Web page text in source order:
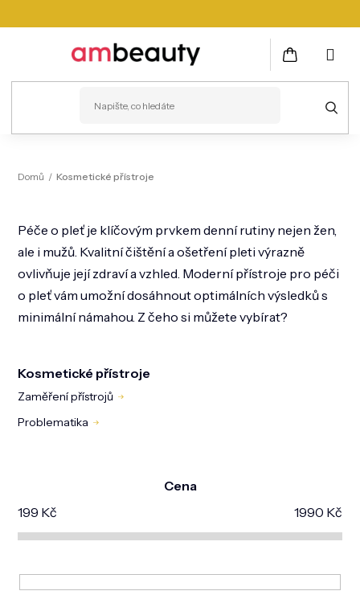
na
NÁKUPNÍ
KOŠÍK
ZDRAVÍ
KOSMETICKÉ PŘÍSTROJE
TĚLO
DOMÁCNOST
ZNAČKY
Domů / Kosmetické přístroje
Kosmetické přístroje
Péče o pleť je klíčovým prvkem denní rutiny nejen žen,
ale i mužů. Kvalitní čištění a ošetření pleti výrazně
ovlivňuje její zdraví a vzhled. Moderní přístroje pro péči
o pleť vám umožní dosáhnout optimálních výsledků s
minimální námahou. Z čeho si můžete vybírat?
Zaměření přístrojů
Problematika
Cena
199 Kč 1990 Kč